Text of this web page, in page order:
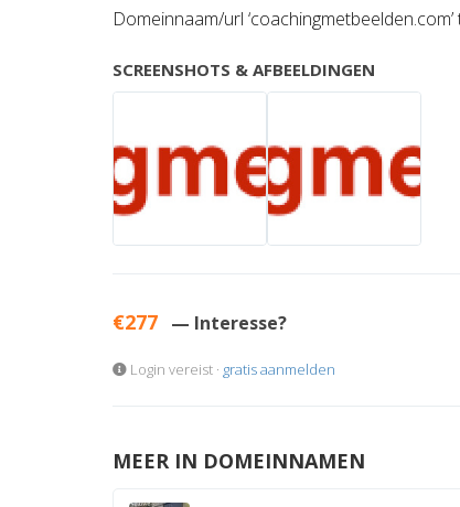
Domeinnaam/url
SCREENSHOTS & AFBEELDINGEN
€277 — Interesse?
Login vereist · gratis aanmelden
MEER IN DOMEINNAMEN